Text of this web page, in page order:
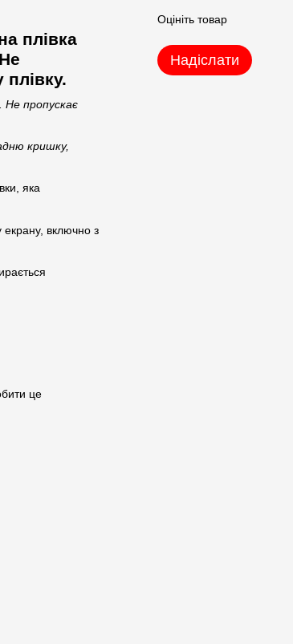
плівка
плівку.
Не пропускає
кришку,
яка
екрану, включно з
це
Оцініть товар
Надіслати